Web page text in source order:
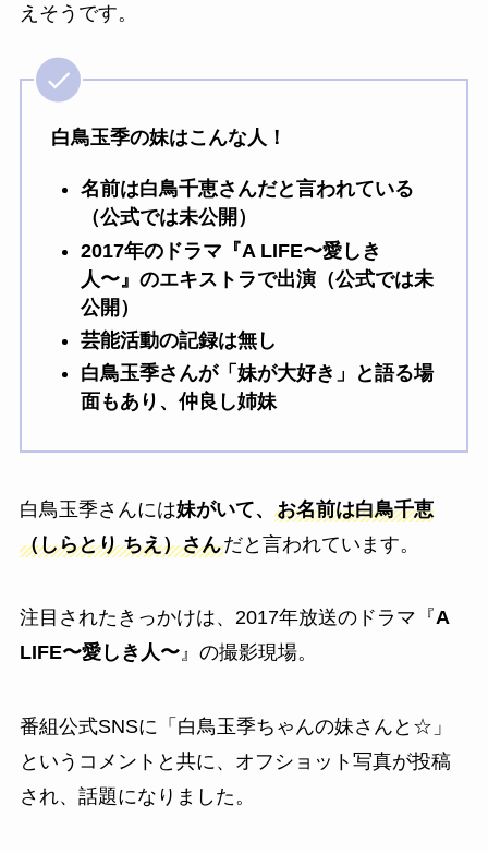
えそうです。
白鳥玉季の妹はこんな人！
名前は白鳥千恵さんだと言われている
（公式では未公開）
2017年のドラマ『A LIFE〜愛しき
人〜』のエキストラで出演（公式では未
公開）
芸能活動の記録は無し
白鳥玉季さんが「妹が大好き」と語る場
面もあり、仲良し姉妹
白鳥玉季さんには妹がいて、 お名前は白鳥千恵
（しらとり ちえ）さんだと言われています。
注目されたきっかけは、2017年放送のドラマ『A
LIFE〜愛しき人〜』の撮影現場。
番組公式SNSに「白鳥玉季ちゃんの妹さんと☆」
というコメントと共に、オフショット写真が投稿
され、話題になりました。